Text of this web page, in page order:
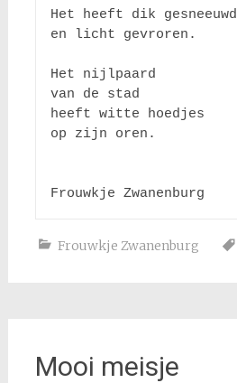
Het heeft dik gesneeuwd
en licht gevroren.
Het nijlpaard
van de stad
heeft witte hoedjes
op zijn oren.
Frouwkje Zwanenburg
Frouwkje Zwanenburg
Mooi meisje